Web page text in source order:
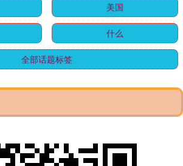
美国
什么
全部话题标签